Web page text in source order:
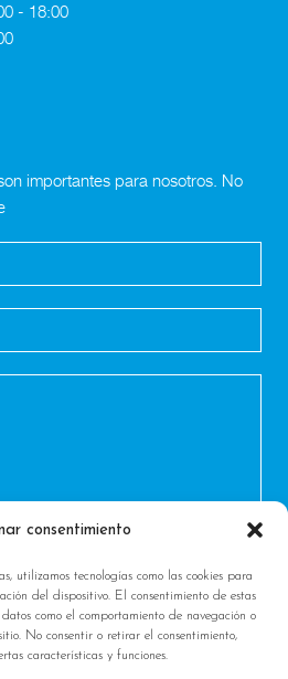
consentimiento
utilizamos tecnologías como las cookies para
del dispositivo. El consentimiento de estas
como el comportamiento de navegación o
No consentir o retirar el consentimiento,
características y funciones.
- 18:00
importantes para nosotros. No